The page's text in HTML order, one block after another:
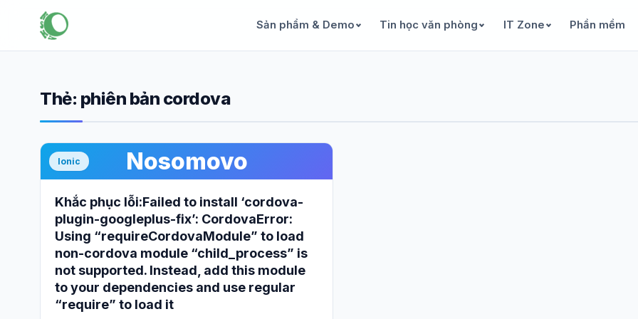
Sản phẩm & Demo Tin học văn phòng IT Zone Phần mềm
Thẻ: phiên bản cordova
Nosomovo
Ionic
Khắc phục lỗi:Failed to install ‘cordova-
plugin-googleplus-fix’: CordovaError:
Using “requireCordovaModule” to load
non-cordova module “child_process” is
not supported. Instead, add this module
to your dependencies and use regular
“require” to load it